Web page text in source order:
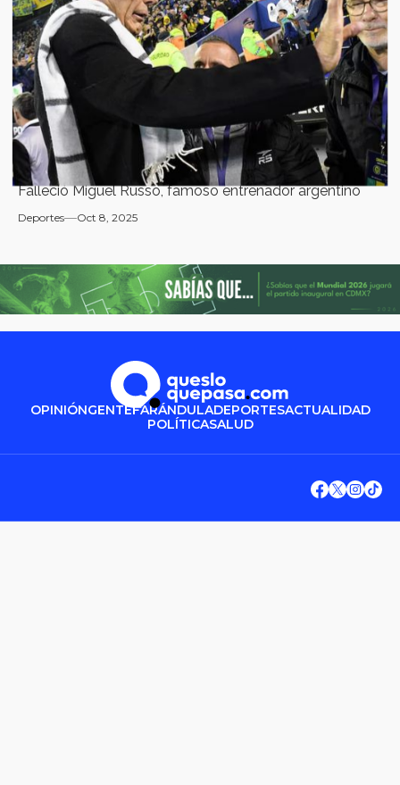
Falleció Miguel Russo, famoso entrenador argentino
Deportes Oct 8, 2025
OPINIÓNGENTEFARÁNDULADEPORTESACTUALIDAD
POLÍTICASALUD